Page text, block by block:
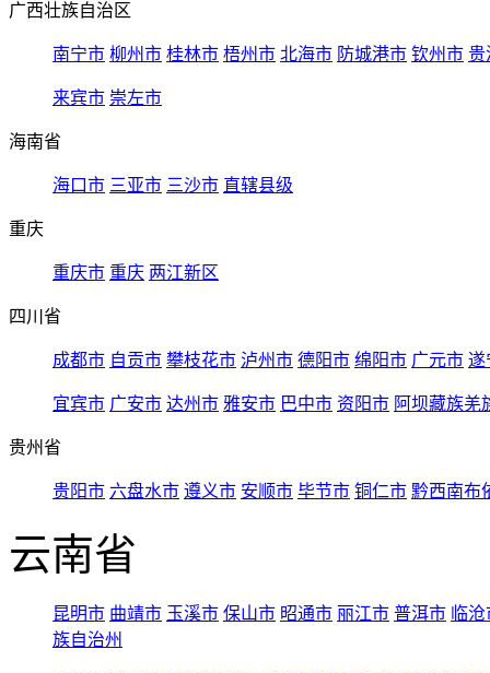
广西壮族自治区
南宁市 柳州市 桂林市 梧州市 北海市 防城港市 钦州市 贵
来宾市 崇左市
海南省
海口市 三亚市 三沙市 直辖县级
重庆
重庆市 重庆 两江新区
四川省
成都市 自贡市 攀枝花市 泸州市 德阳市 绵阳市 广元市 遂
宜宾市 广安市 达州市 雅安市 巴中市 资阳市 阿坝藏族羌
贵州省
贵阳市 六盘水市 遵义市 安顺市 毕节市 铜仁市 黔西南布
云南省
昆明市 曲靖市 玉溪市 保山市 昭通市 丽江市 普洱市 临
族自治州